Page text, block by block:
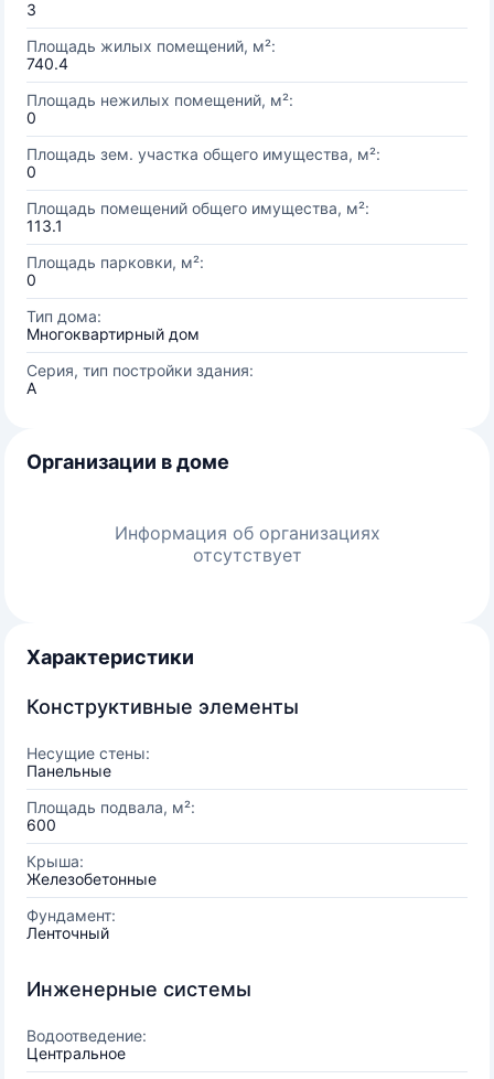
3
Площадь жилых помещений, м²:
740.4
Площадь нежилых помещений, м²:
0
Площадь зем. участка общего имущества, м²:
0
Площадь помещений общего имущества, м²:
113.1
Площадь парковки, м²:
0
Тип дома:
Многоквартирный дом
Серия, тип постройки здания:
А
Организации в доме
Информация об организациях
отсутствует
Характеристики
Конструктивные элементы
Несущие стены:
Панельные
Площадь подвала, м²:
600
Крыша:
Железобетонные
Фундамент:
Ленточный
Инженерные системы
Водоотведение:
Центральное